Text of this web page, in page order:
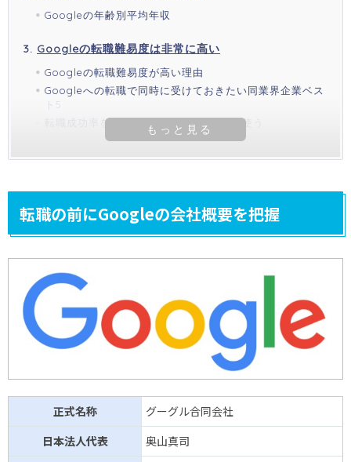
Googleの年齢別平均年収
Googleの転職難易度は非常に高い
Googleの転職難易度が高い理由
Googleへの転職で同時に受けておきたい同業界企業ベス
ト5
転職成功率を高めるならエージェントを使う
転職の前にGoogleの会社概要を把握
正式名称
グーグル合同会社
日本法人代表
奥山真司